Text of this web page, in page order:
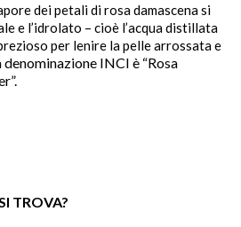
dei petali di rosa damascena si
e l’idrolato – cioè l’acqua distillata
per lenire la pelle arrossata e
denominazione INCI è “Rosa
TROVA?